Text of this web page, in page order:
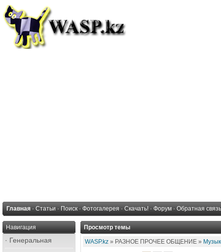
Главная · Статьи · Поиск · Фотогалерея · Скачать! · Форум · Обратная связь
Навигация
· Генеральная
Просмотр темы
WASP.kz » РАЗНОЕ ПРОЧЕЕ ОБЩЕНИЕ »